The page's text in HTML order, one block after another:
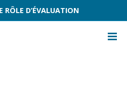
RÔLE D’ÉVALUATION